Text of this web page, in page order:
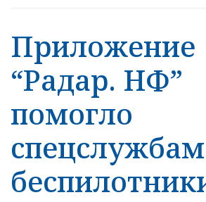
Приложение
“Радар. НФ”
помогло